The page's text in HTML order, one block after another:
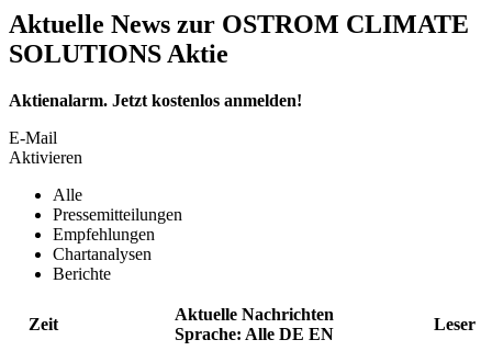
Aktuelle News zur OSTROM CLIMATE
SOLUTIONS Aktie
Aktienalarm. Jetzt kostenlos anmelden!
E-Mail
Aktivieren
Alle
Pressemitteilungen
Empfehlungen
Chartanalysen
Berichte
Zeit
Aktuelle Nachrichten
Sprache: Alle DE EN
Leser